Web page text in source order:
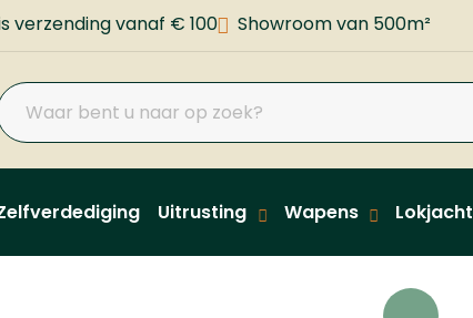
verzending vanaf € 100 Showroom van 500m²
Uitrusting Wapens Lokjacht